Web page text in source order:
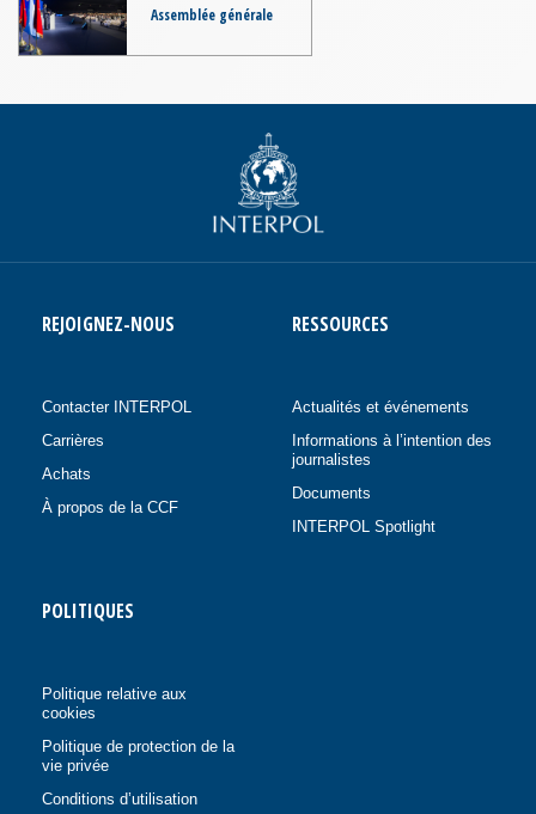
Assemblée générale
REJOIGNEZ-NOUS
Contacter INTERPOL
Carrières
Achats
À propos de la CCF
RESSOURCES
Actualités et événements
Informations à l’intention des
journalistes
Documents
INTERPOL Spotlight
POLITIQUES
Politique relative aux
cookies
Politique de protection de la
vie privée
Conditions d’utilisation